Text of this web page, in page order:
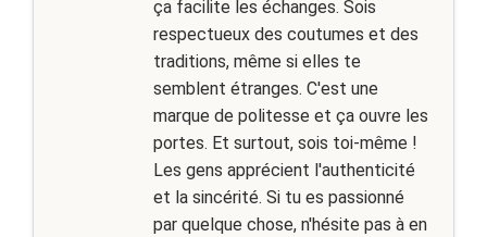
ça facilite les échanges. Sois
respectueux des coutumes et des
traditions, même si elles te
semblent étranges. C'est une
marque de politesse et ça ouvre les
portes. Et surtout, sois toi-même !
Les gens apprécient l'authenticité
et la sincérité. Si tu es passionné
par quelque chose, n'hésite pas à en